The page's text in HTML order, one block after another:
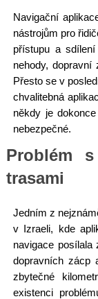
Navigační
nástrojům pro
přístupu a
nehody, dopravní
Přesto se v
chvalitebná
někdy je
nebezpečné.
Problém
trasami
Jedním z
v Izraeli, kde
navigace
dopravních zácp
zbytečné
existenci